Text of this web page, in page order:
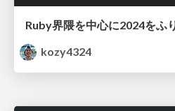
kozy4324